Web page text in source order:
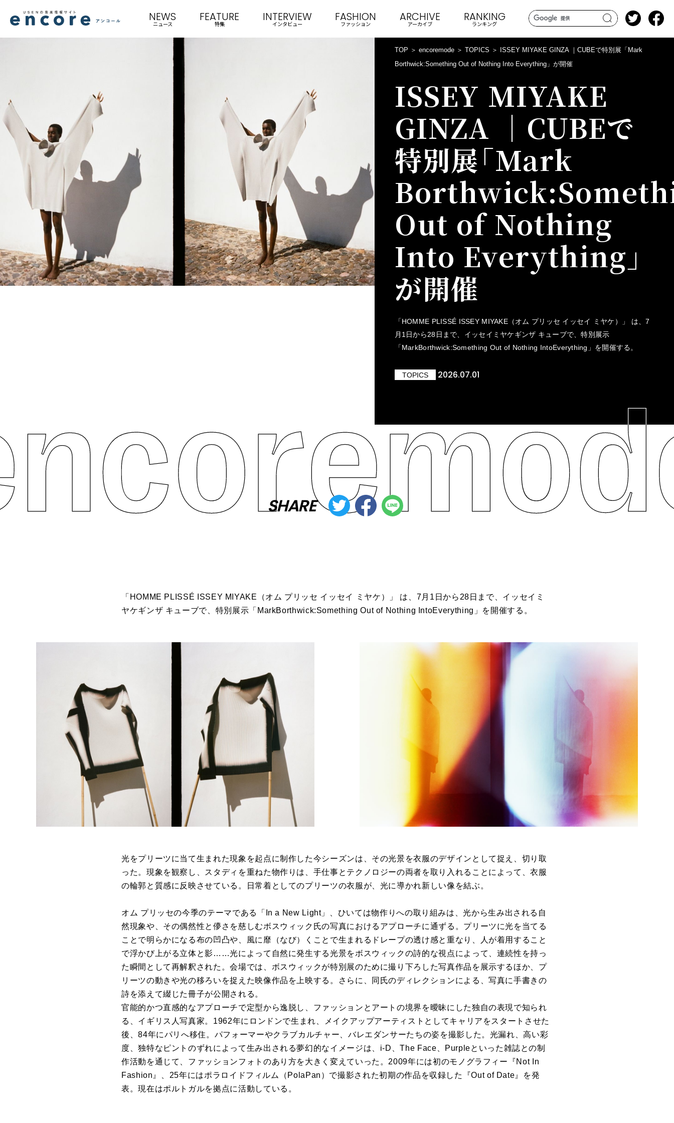
search
NEWS
ニュース
FEATURE
特集
INTERVIEW
インタビュー
FASHION
ファッション
ARCHIVE
アーカイブ
RANKING
ランキング
TOP encoremode TOPICS
ISSEY MIYAKE GINZA ｜CUBEで特別展「Mark
Borthwick:Something Out of Nothing Into Everything」が開催
ISSEY MIYAKE
GINZA ｜CUBEで
特別展「Mark
Out of Nothing
Into Everything」
が開催
「HOMME PLISSÉ ISSEY MIYAKE（オム プリッセ イッセイ ミヤケ）」 は、7
月1日から28日まで、イッセイミヤケギンザ キューブで、特別展示
「MarkBorthwick:Something Out of Nothing IntoEverything」を開催する。
TOPICS 2026.07.01
SHARE
「HOMME PLISSÉ ISSEY MIYAKE（オム プリッセ イッセイ ミヤケ）」 は、7月1日から28日まで、イッセイミ
ヤケギンザ キューブで、特別展示「MarkBorthwick:Something Out of Nothing IntoEverything」を開催する。
光をプリーツに当て生まれた現象を起点に制作した今シーズンは、その光景を衣服のデザインとして捉え、切り取
った。現象を観察し、スタディを重ねた物作りは、手仕事とテクノロジーの両者を取り入れることによって、衣服
の輪郭と質感に反映させている。日常着としてのプリーツの衣服が、光に導かれ新しい像を結ぶ。
オム プリッセの今季のテーマである「In a New Light」、ひいては物作りへの取り組みは、光から生み出される自
然現象や、その偶然性と儚さを慈しむボスウィック氏の写真におけるアプローチに通ずる。プリーツに光を当てる
ことで明らかになる布の凹凸や、風に靡（なび）くことで生まれるドレープの透け感と重なり、人が着用すること
で浮かび上がる立体と影……光によって自然に発生する光景をボスウィックの詩的な視点によって、連続性を持っ
た瞬間として再解釈された。会場では、ボスウィックが特別展のために撮り下ろした写真作品を展示するほか、プ
リーツの動きや光の移ろいを捉えた映像作品を上映する。さらに、同氏のディレクションによる、写真に手書きの
詩を添えて綴じた冊子が公開される。
官能的かつ直感的なアプローチで定型から逸脱し、ファッションとアートの境界を曖昧にした独自の表現で知られ
る、イギリス人写真家。1962年にロンドンで生まれ、メイクアップアーティストとしてキャリアをスタートさせた
後、84年にパリへ移住。パフォーマーやクラブカルチャー、バレエダンサーたちの姿を撮影した。光漏れ、高い彩
度、独特なピントのずれによって生み出される夢幻的なイメージは、i-D、The Face、Purpleといった雑誌との制
作活動を通じて、ファッションフォトのあり方を大きく変えていった。2009年には初のモノグラフィー『Not In
Fashion』、25年にはポラロイドフィルム（PolaPan）で撮影された初期の作品を収録した『Out of Date』を発
表。現在はポルトガルを拠点に活動している。